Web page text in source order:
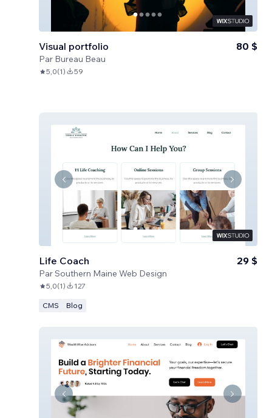
Visual portfolio
Par Bureau Beau
80 $
5,0(1) 59
Life Coach
ParSouthern Maine Web Design
29 $
5,0(1) 127
CMS Blog